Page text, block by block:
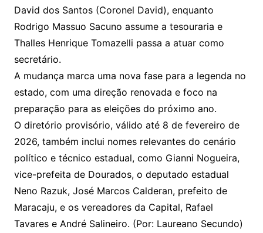
David dos Santos (Coronel David), enquanto
Rodrigo Massuo Sacuno assume a tesouraria e
Thalles Henrique Tomazelli passa a atuar como
secretário.
A mudança marca uma nova fase para a legenda no
estado, com uma direção renovada e foco na
preparação para as eleições do próximo ano.
O diretório provisório, válido até 8 de fevereiro de
2026, também inclui nomes relevantes do cenário
político e técnico estadual, como Gianni Nogueira,
vice-prefeita de Dourados, o deputado estadual
Neno Razuk, José Marcos Calderan, prefeito de
Maracaju, e os vereadores da Capital, Rafael
Tavares e André Salineiro. (Por: Laureano Secundo)